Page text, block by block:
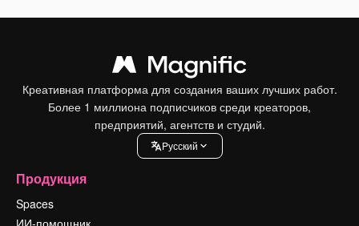
Креативная платформа для создания ваших лучших работ.
Более 1 миллиона подписчиков среди креаторов,
предприятий, агентств и студий.
Pусский
Продукция
Spaces
ИИ-помощник